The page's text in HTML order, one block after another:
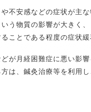
不安感などの症状が主な
う物質の影響が大きく、
ことである程度の症状緩
が月経困難症に悪い影響
は、鍼灸治療等を利用